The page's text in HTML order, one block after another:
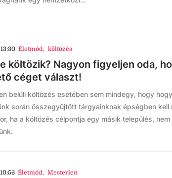
Életmód, költözés
költözik? Nagyon figyeljen oda,
céget választ!
belüli költözés esetében sem mindegy, hogy
során összegyűjtött tárgyainknak épségben kell
ha a költözés célpontja egy másik település,
Életmód, Mesterien